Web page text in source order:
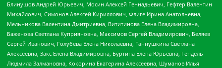
Блинушов Андрей Юрьевич, Мосин Алексей Геннадьевич, Гефтер Валентин
Михайлович, Симонов Алексей Кириллович, Флиге Ирина Анатольевна,
Мельникова Валентина Дмитриевна, Вититинова Елена Владимировна,
Баженова Светлана Куприяновна, Максимов Сергей Владимирович, Беляев
Сергей Иванович, Голубева Елена Николаевна, Ганнушкина Светлана
Алексеевна, Закс Елена Владимировна, Буртина Елена Юрьевна, Гендель
Людмила Залмановна, Кокорина Екатерина Алексеевна, Шуманов Илья